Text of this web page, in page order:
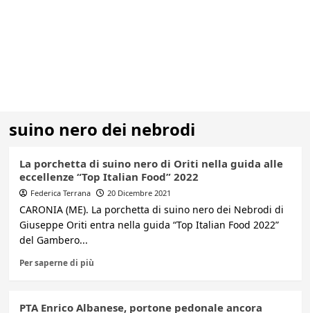
suino nero dei nebrodi
La porchetta di suino nero di Oriti nella guida alle
eccellenze “Top Italian Food” 2022
Federica Terrana 20 Dicembre 2021
CARONIA (ME). La porchetta di suino nero dei Nebrodi di
Giuseppe Oriti entra nella guida “Top Italian Food 2022”
del Gambero...
Per saperne di più
PTA Enrico Albanese, portone pedonale ancora